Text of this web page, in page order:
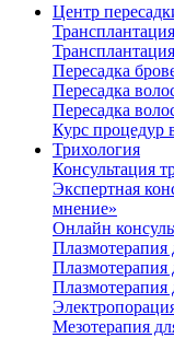
Центр
Пересадка
Пересадка
Пересадка
Курс процедур
Трихология
Консультация
Экспертная
мнение»
Онлайн
Плазмотерапия
Плазмотерапия
Плазмотерапия
Мезотерапия